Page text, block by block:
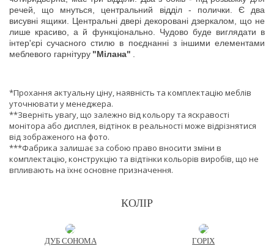
речей, що мнуться, центральний відділ - полички. Є два
висувні ящики. Центральні двері декоровані дзеркалом, що не
лише красиво, а й функціонально. Чудово буде виглядати в
інтер'єрі сучасного стилю в поєднанні з іншими елементами
меблевого гарнітуру "Мілана"
*Прохання актуальну ціну, наявність та комплектацію меблів
уточнювати у менеджера.
**Зверніть увагу, що залежно від кольору та яскравості
монітора або дисплея, відтінок в реальності може відрізнятися
від зображеного на фото.
***Фабрика залишає за собою право вносити зміни в
комплектацію, конструкцію та відтінки кольорів виробів, що не
впливають на їхнє основне призначення.
КОЛІР
ДУБ СОНОМА ГОРІХ